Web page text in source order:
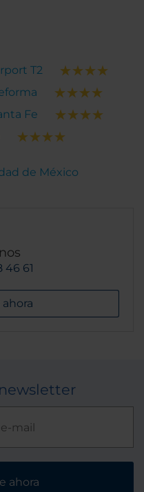
T2
Fe
de México
46 61
ahora